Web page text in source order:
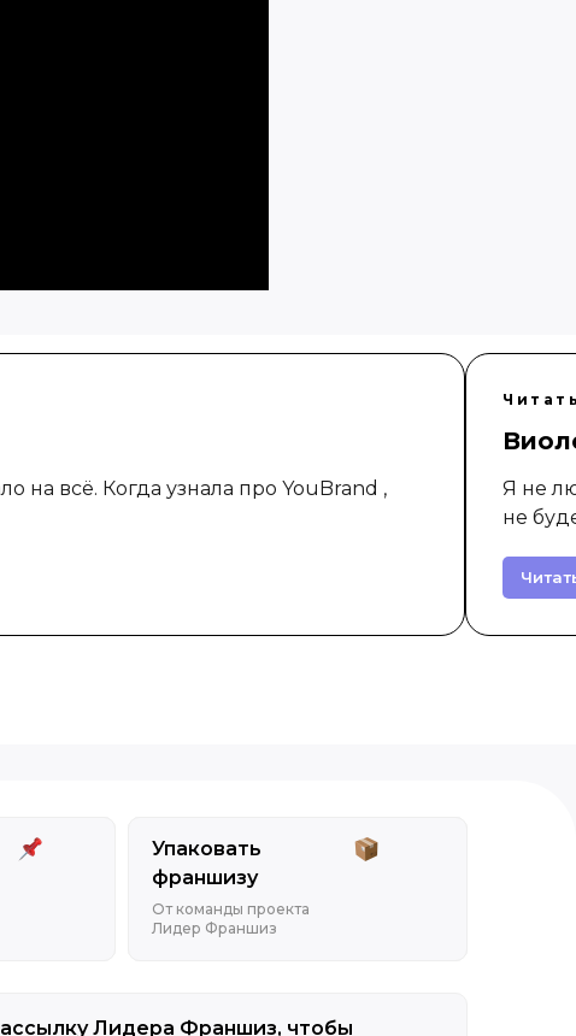
на всё. Когда узнала про YouBrand ,
Я не
не
Лидера Франшиз, чтобы
Упаковать
франшизу
От команды проекта
Лидер Франшиз